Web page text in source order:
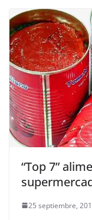
“Top 7”
25 septiembre,